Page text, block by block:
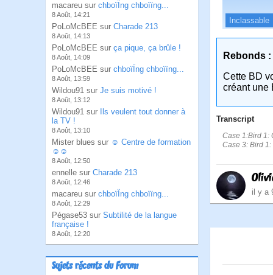
macareu sur chboïÏng chboïïng...
8 Août, 14:21
PoLoMcBEE sur Charade 213
8 Août, 14:13
PoLoMcBEE sur ça pique, ça brûle !
8 Août, 14:09
PoLoMcBEE sur chboïÏng chboïïng...
8 Août, 13:59
Wildou91 sur Je suis motivé !
8 Août, 13:12
Wildou91 sur
Ils veulent tout donner à
la TV !
8 Août, 13:10
Mister blues sur ☺ Centre de formation
☺☺
8 Août, 12:50
ennelle sur Charade 213
8 Août, 12:46
macareu sur chboïÏng chboïïng...
8 Août, 12:29
Pégase53 sur Subtilité de la langue
française !
8 Août, 12:20
Sujets récents du Forum
Inclassable
Rebonds :
Cette BD
créant une
Transcript
Case 1:Bird 1:
Case 3: Bird
il y a